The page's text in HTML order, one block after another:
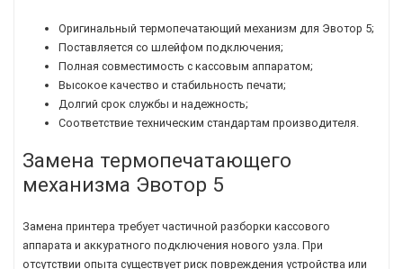
Оригинальный термопечатающий механизм для Эвотор 5;
Поставляется со шлейфом подключения;
Полная совместимость с кассовым аппаратом;
Высокое качество и стабильность печати;
Долгий срок службы и надежность;
Соответствие техническим стандартам производителя.
Замена термопечатающего
механизма Эвотор 5
Замена принтера требует частичной разборки кассового
аппарата и аккуратного подключения нового узла. При
отсутствии опыта существует риск повреждения устройства или